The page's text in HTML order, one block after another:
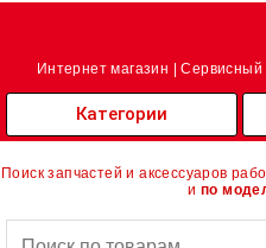
Перейти
Интернет магазин | Сервисный
Категории
Поиск запчастей и аксессуаров
и по